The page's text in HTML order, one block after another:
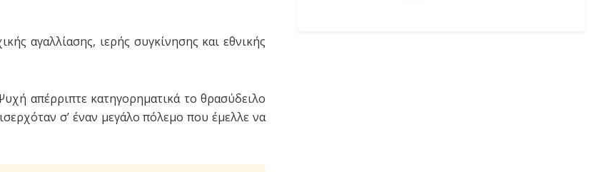
αγαλλίασης, ιερής συγκίνησης και εθνικής
απέρριπτε κατηγορηματικά το θρασύδειλο
σ’ έναν μεγάλο πόλεμο που έμελλε να